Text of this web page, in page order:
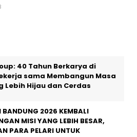
40 Tahun Berkarya di
sama Membangun Masa
Lebih Hijau dan Cerdas
BANDUNG 2026 KEMBALI
MISI YANG LEBIH BESAR,
PARA PELARI UNTUK